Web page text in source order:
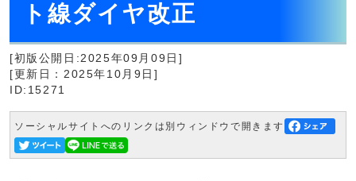
ト線ダイヤ改正
[初版公開日:2025年09月09日]
[更新日：2025年10月9日]
ID:15271
ソーシャルサイトへのリンクは別ウィンドウで開きます